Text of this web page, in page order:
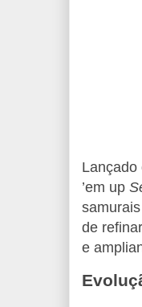
Lançado
’em up
de
e